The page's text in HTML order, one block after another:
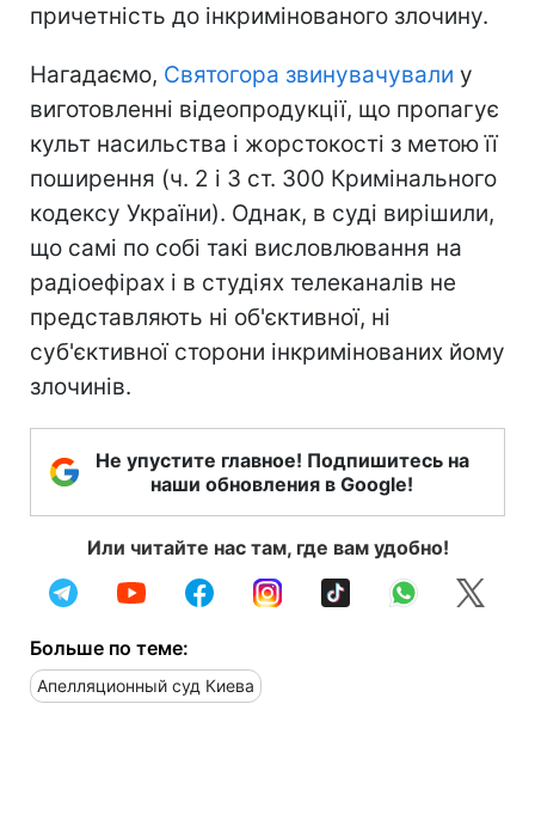
причетність до інкримінованого злочину.
Нагадаємо, Святогора звинувачували у
виготовленні відеопродукції, що пропагує
культ насильства і жорстокості з метою її
поширення (ч. 2 і 3 ст. 300 Кримінального
кодексу України). Однак, в суді вирішили,
що самі по собі такі висловлювання на
радіоефірах і в студіях телеканалів не
представляють ні об'єктивної, ні
суб'єктивної сторони інкримінованих йому
злочинів.
Не упустите главное! Подпишитесь на
наши обновления в Google!
Или читайте нас там, где вам удобно!
Больше по теме:
Апелляционный суд Киева